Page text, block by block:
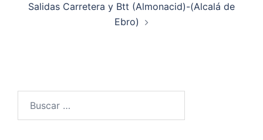
Salidas Carretera y Btt (Almonacid)-(Alcalá de
Ebro)